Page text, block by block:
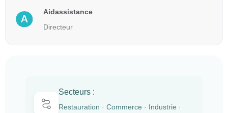
Aidassistance
Directeur
Secteurs :
Restauration · Commerce · Industrie ·